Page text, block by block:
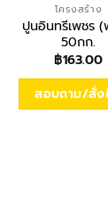
โครงสร้าง
ปูนอินทรีเพชร
50กก.
฿163.00
สอบถาม/สั่